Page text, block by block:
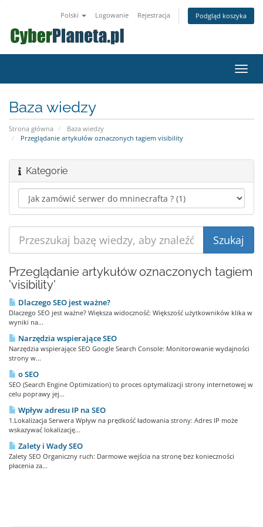
Polski Logowanie Rejestracja Podgląd koszyka
Baza wiedzy
Strona główna
Baza wiedzy
Przeglądanie artykułów oznaczonych tagiem visibility
Kategorie
Przeglądanie artykułów oznaczonych tagiem
'visibility'
Dlaczego SEO jest ważne?
Dlaczego SEO jest ważne? Większa widoczność: Większość użytkowników klika w
wyniki na...
Narzędzia wspierające SEO
Narzędzia wspierające SEO Google Search Console: Monitorowanie wydajności
strony w...
o SEO
SEO (Search Engine Optimization) to proces optymalizacji strony internetowej w
celu poprawy jej...
Wpływ adresu IP na SEO
1.Lokalizacja Serwera Wpływ na prędkość ładowania strony: Adres IP może
wskazywać lokalizację...
Zalety i Wady SEO
Zalety SEO Organiczny ruch: Darmowe wejścia na stronę bez konieczności
płacenia za...